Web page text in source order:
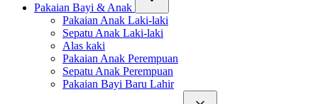
Pakaian Bayi & Anak
Pakaian Anak Laki-laki
Sepatu Anak Laki-laki
Alas kaki
Pakaian Anak Perempuan
Sepatu Anak Perempuan
Pakaian Bayi Baru Lahir